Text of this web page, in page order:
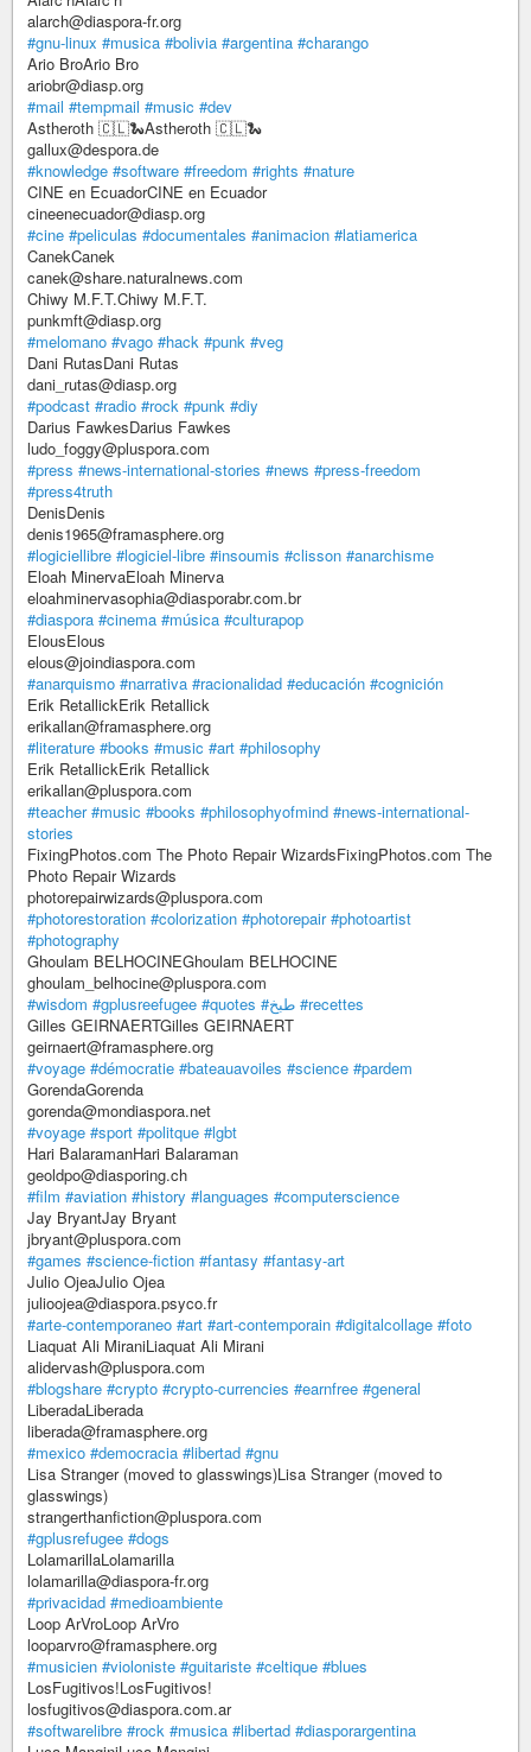
alarch@diaspora-fr.org
#gnu-linux #musica #bolivia #argentina #charango
Ario BroArio Bro
ariobr@diasp.org
#mail #tempmail #music #dev
Astheroth 🇨🇱🐍Astheroth 🇨🇱🐍
gallux@despora.de
#knowledge #software #freedom #rights #nature
CINE en EcuadorCINE en Ecuador
cineenecuador@diasp.org
#cine #peliculas #documentales #animacion #latiamerica
CanekCanek
canek@share.naturalnews.com
Chiwy M.F.T.Chiwy M.F.T.
punkmft@diasp.org
#melomano #vago #hack #punk #veg
Dani RutasDani Rutas
dani_rutas@diasp.org
#podcast #radio #rock #punk #diy
Darius FawkesDarius Fawkes
ludo_foggy@pluspora.com
#press #news-international-stories #news #press-freedom
#press4truth
DenisDenis
denis1965@framasphere.org
#logiciellibre #logiciel-libre #insoumis #clisson #anarchisme
Eloah MinervaEloah Minerva
eloahminervasophia@diasporabr.com.br
#diaspora #cinema #música #culturapop
ElousElous
elous@joindiaspora.com
#anarquismo #narrativa #racionalidad #educación #cognición
Erik RetallickErik Retallick
erikallan@framasphere.org
#literature #books #music #art #philosophy
Erik RetallickErik Retallick
erikallan@pluspora.com
#teacher #music #books #philosophyofmind #news-international-
stories
FixingPhotos.com The Photo Repair WizardsFixingPhotos.com The
Photo Repair Wizards
photorepairwizards@pluspora.com
#photorestoration #colorization #photorepair #photoartist
#photography
Ghoulam BELHOCINEGhoulam BELHOCINE
ghoulam_belhocine@pluspora.com
#wisdom #gplusreefugee #quotes #طبخ #recettes
Gilles GEIRNAERTGilles GEIRNAERT
geirnaert@framasphere.org
#voyage #démocratie #bateauavoiles #science #pardem
GorendaGorenda
gorenda@mondiaspora.net
#voyage #sport #politque #lgbt
Hari BalaramanHari Balaraman
geoldpo@diasporing.ch
#film #aviation #history #languages #computerscience
Jay BryantJay Bryant
jbryant@pluspora.com
#games #science-fiction #fantasy #fantasy-art
Julio OjeaJulio Ojea
julioojea@diaspora.psyco.fr
#arte-contemporaneo #art #art-contemporain #digitalcollage #foto
Liaquat Ali MiraniLiaquat Ali Mirani
alidervash@pluspora.com
#blogshare #crypto #crypto-currencies #earnfree #general
LiberadaLiberada
liberada@framasphere.org
#mexico #democracia #libertad #gnu
Lisa Stranger (moved to glasswings)Lisa Stranger (moved to
glasswings)
strangerthanfiction@pluspora.com
#gplusrefugee #dogs
LolamarillaLolamarilla
lolamarilla@diaspora-fr.org
#privacidad #medioambiente
Loop ArVroLoop ArVro
looparvro@framasphere.org
#musicien #violoniste #guitariste #celtique #blues
LosFugitivos!LosFugitivos!
losfugitivos@diaspora.com.ar
#softwarelibre #rock #musica #libertad #diasporargentina